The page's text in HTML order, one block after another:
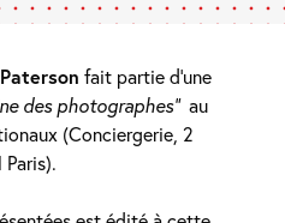
fait partie d’une
des photographes” au
(Conciergerie, 2